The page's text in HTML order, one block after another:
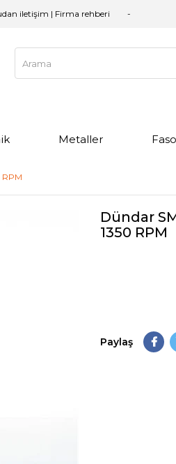
iletişim | Firma rehberi
Metaller
Dündar
1350 RPM
Paylaş